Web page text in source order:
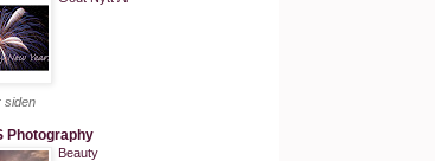
siden
Photography
Beauty